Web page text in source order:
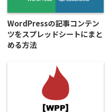
WordPressの記事コンテン
ツをスプレッドシートにまと
める方法